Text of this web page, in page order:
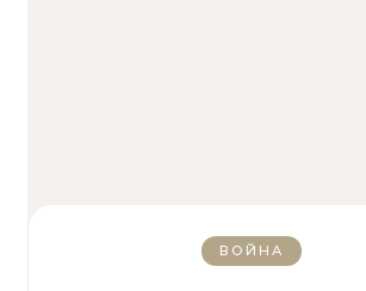
ВОЙНА